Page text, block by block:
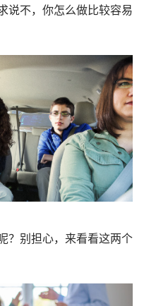
说不，你怎么做比较容易
？别担心，来看看这两个